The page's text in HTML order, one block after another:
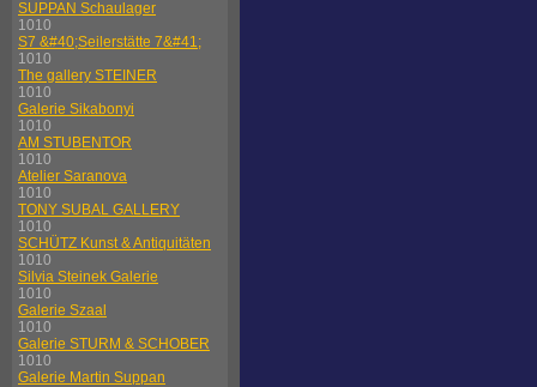
SUPPAN Schaulager
1010
S7 &#40;Seilerstätte 7&#41;
1010
The gallery STEINER
1010
Galerie Sikabonyi
1010
AM STUBENTOR
1010
Atelier Saranova
1010
TONY SUBAL GALLERY
1010
SCHÜTZ Kunst & Antiquitäten
1010
Silvia Steinek Galerie
1010
Galerie Szaal
1010
Galerie STURM & SCHOBER
1010
Galerie Martin Suppan